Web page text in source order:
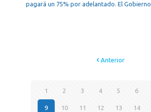
pagará un 75% por adelantado. El Gobierno
Anterior
1 2 3 4 5 6
9 10 11 12 13 14